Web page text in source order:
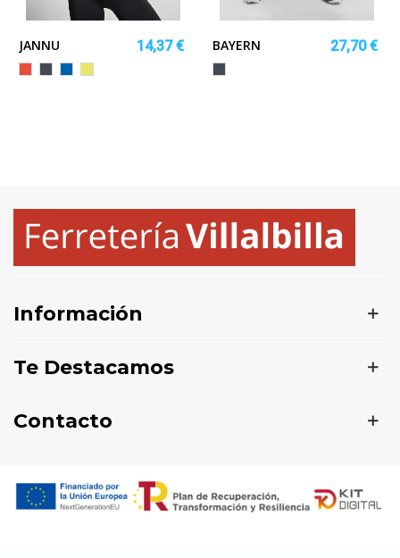
JANNU
14,37 €
BAYERN
27,70 €
Información
Te Destacamos
Contacto